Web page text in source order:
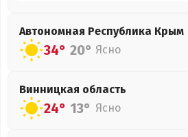
Автономная Республика Крым
34° 20° Ясно
Винницкая область
24° 13° Ясно